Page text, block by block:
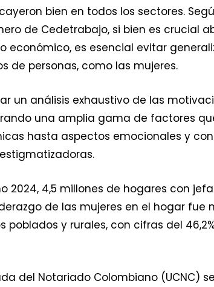
bien en todos los sectores.
de Cedetrabajo, si bien es crucial
económico, es esencial evitar
de personas, como las mujeres.
un análisis exhaustivo de las
una amplia gama de factores
hasta aspectos emocionales y
2024, 4,5 millones de hogares con
de las mujeres en el hogar fue
y rurales, con cifras del
del Notariado Colombiano (UCNC)